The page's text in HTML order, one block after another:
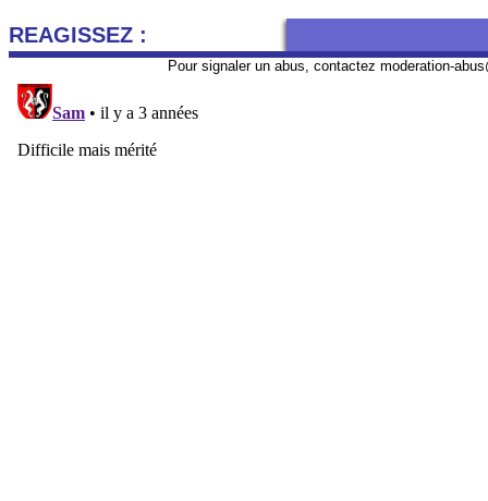
REAGISSEZ :
Pour signaler un abus, contactez moderation-